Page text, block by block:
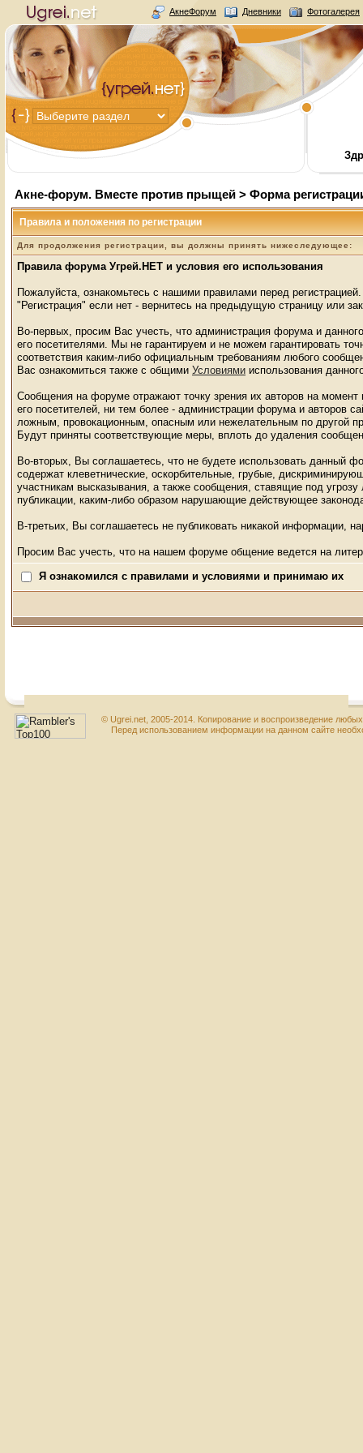
АкнеФорум Дневники Фотогалерея
Акне-форум. Вместе против прыщей > Форма
Правила и положения по регистрации
Для продолжения регистрации, вы должны принять нижеследующее:
Правила форума Угрей.НЕТ и условия его использования
Пожалуйста, ознакомьтесь с нашими правилами перед
"Регистрация" если нет - вернитесь на предыдущую страницу или
Во-первых, просим Вас учесть, что администрация форума и
его посетителями. Мы не гарантируем и не можем гарантировать
соответствия каким-либо официальным требованиям любого
Вас ознакомиться также с общими Условиями использования
Сообщения на форуме отражают точку зрения их авторов на
его посетителей, ни тем более - администрации форума и авторов
ложным, провокационным, опасным или нежелательным по другой
Будут приняты соответствующие меры, вплоть до удаления
Во-вторых, Вы соглашаетесь, что не будете использовать данный
содержат клеветнические, оскорбительные, грубые,
участникам высказывания, а также сообщения, ставящие под
публикации, каким-либо образом нарушающие действующее
В-третьих, Вы соглашаетесь не публиковать никакой информации,
Просим Вас учесть, что на нашем форуме общение ведется на
Я ознакомился с правилами и условиями и принимаю их
© Ugrei.net, 2005-2014. Копирование и воспроизведение
Перед использованием информации на данном сайте